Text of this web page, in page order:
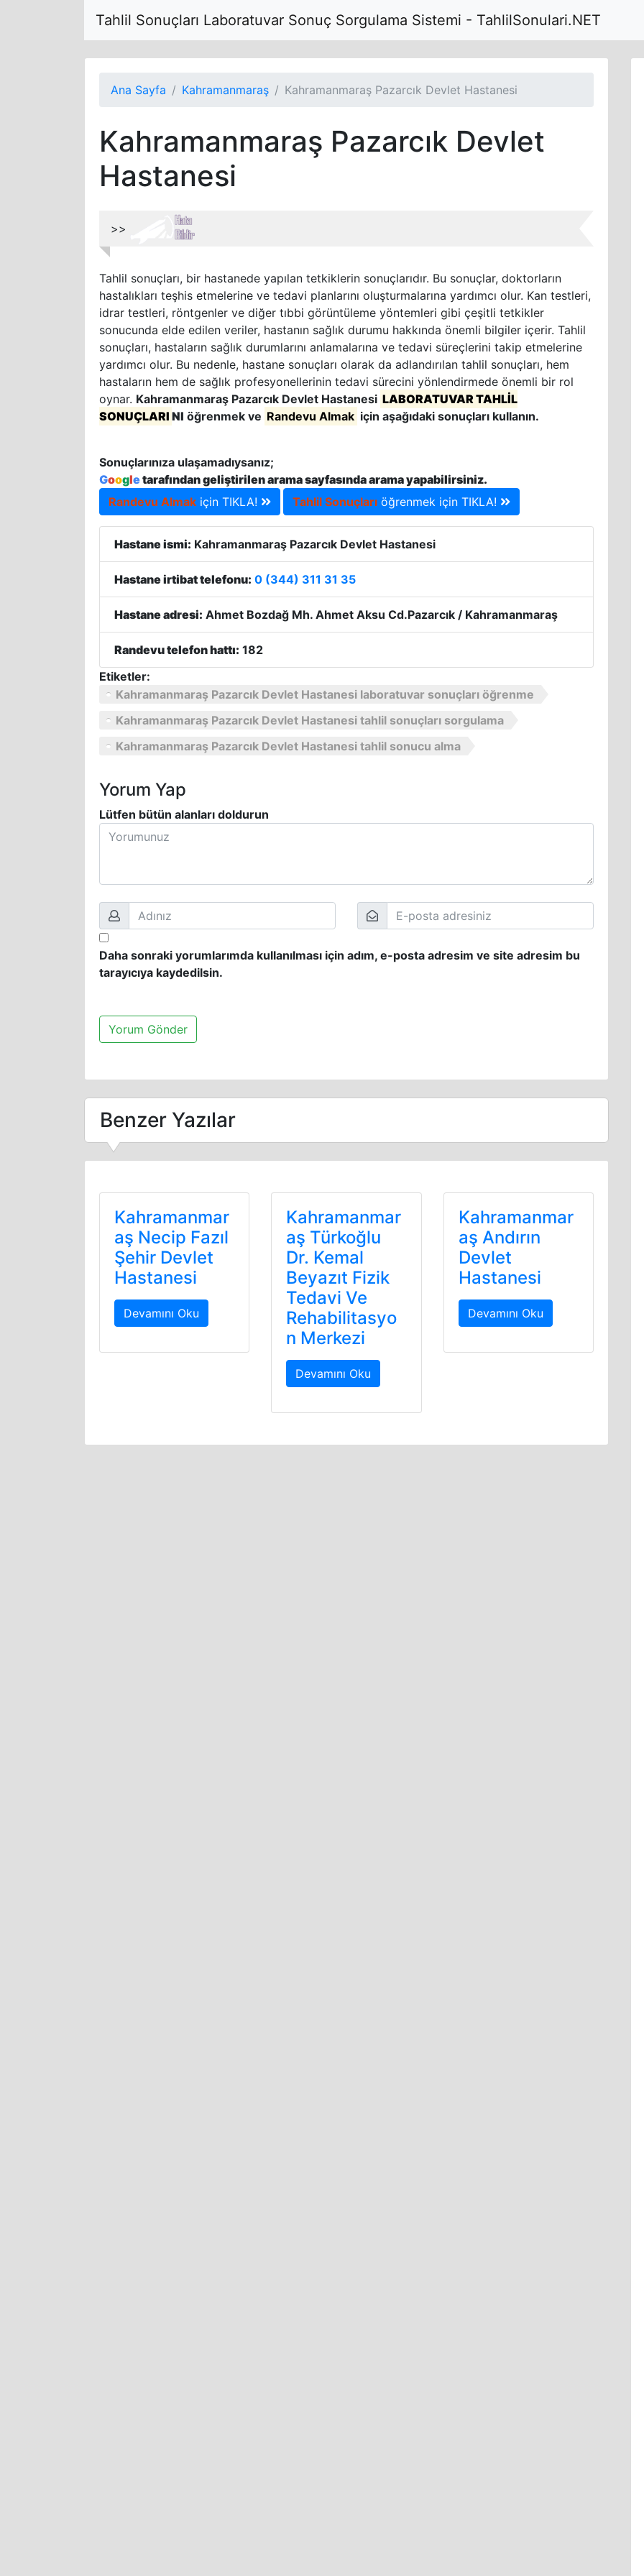
Tahlil Sonuçları Laboratuvar Sonuç Sorgulama Sistemi - TahlilSonulari.NET
Ana Sayfa Kahramanmaraş Kahramanmaraş Pazarcık Devlet Hastanesi
Kahramanmaraş Pazarcık Devlet
Hastanesi
>>
Tahlil sonuçları, bir hastanede yapılan tetkiklerin sonuçlarıdır. Bu sonuçlar, doktorların
hastalıkları teşhis etmelerine ve tedavi planlarını oluşturmalarına yardımcı olur. Kan testleri,
idrar testleri, röntgenler ve diğer tıbbi görüntüleme yöntemleri gibi çeşitli tetkikler
sonucunda elde edilen veriler, hastanın sağlık durumu hakkında önemli bilgiler içerir. Tahlil
sonuçları, hastaların sağlık durumlarını anlamalarına ve tedavi süreçlerini takip etmelerine
yardımcı olur. Bu nedenle, hastane sonuçları olarak da adlandırılan tahlil sonuçları, hem
hastaların hem de sağlık profesyonellerinin tedavi sürecini yönlendirmede önemli bir rol
oynar. Kahramanmaraş Pazarcık Devlet Hastanesi LABORATUVAR TAHLİL
SONUÇLARI NI öğrenmek ve Randevu Almak için aşağıdaki sonuçları kullanın.
Sonuçlarınıza ulaşamadıysanız;
Googletarafından geliştirilen arama sayfasında arama yapabilirsiniz.
Randevu Almak için TIKLA! Tahlil Sonuçları öğrenmek için TIKLA!
Hastane ismi: Kahramanmaraş Pazarcık Devlet Hastanesi
Hastane irtibat telefonu: 0 (344) 311 31 35
Hastane adresi: Ahmet Bozdağ Mh. Ahmet Aksu Cd.Pazarcık / Kahramanmaraş
Randevu telefon hattı: 182
Etiketler:
Kahramanmaraş Pazarcık Devlet Hastanesi laboratuvar sonuçları öğrenme
Kahramanmaraş Pazarcık Devlet Hastanesi tahlil sonuçları sorgulama
Kahramanmaraş Pazarcık Devlet Hastanesi tahlil sonucu alma
Yorum Yap
Lütfen bütün alanları doldurun
Daha sonraki yorumlarımda kullanılması için adım, e-posta adresim ve site adresim bu
tarayıcıya kaydedilsin.
Benzer Yazılar
Kahramanmar
aş Necip Fazıl
Şehir Devlet
Hastanesi
Devamını Oku
Kahramanmar
aş Türkoğlu
Dr. Kemal
Beyazıt Fizik
Tedavi Ve
Rehabilitasyo
n Merkezi
Devamını Oku
Kahramanmar
aş Andırın
Devlet
Hastanesi
Devamını Oku